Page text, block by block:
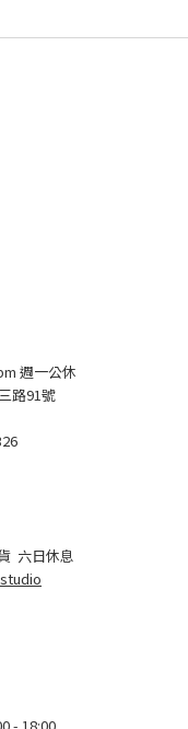
週一公休
路91號
六日休息